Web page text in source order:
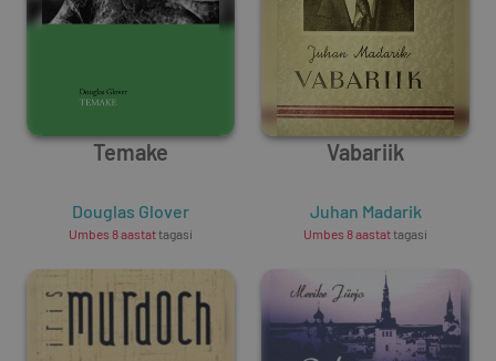
Temake
Douglas Glover
Umbes 8 aastattagasi
Vabariik
Juhan Madarik
Umbes 8 aastattagasi